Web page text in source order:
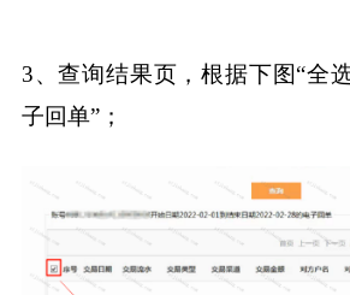
3、查询结果页，根据下图“全
子回单”；